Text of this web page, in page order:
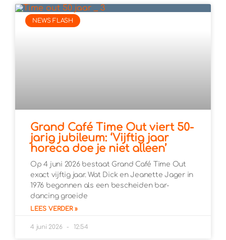
NEWS FLASH
Grand Café Time Out viert 50-
jarig jubileum: ‘Vijftig jaar
horeca doe je niet alleen’
Op 4 juni 2026 bestaat Grand Café Time Out
exact vijftig jaar. Wat Dick en Jeanette Jager in
1976 begonnen als een bescheiden bar-
dancing groeide
LEES VERDER »
4 juni 2026 12:54